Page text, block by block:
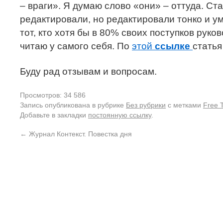
– враги». Я думаю слово «они» – оттуда.
редактировали, но редактировали тонко и
тот, кто хотя бы в 80% своих поступков
читаю у самого себя. По этой ссылке
Буду рад отзывам и вопросам.
Просмотров: 34 586
Запись опубликована в рубрике Без рубрики с метками Free
Добавьте в закладки постоянную ссылку.
← Журнал Контекст. Повестка дня